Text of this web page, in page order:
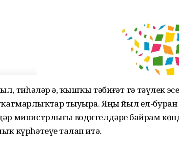
тиһәләр ҙә, ҡышҡы тәбиғәт тә тәүлек
ҡатмарлыҡтар тыуҙыра. Яңы йыл ел-
министрлығы водителдәрҙе байрам
күрһәтеүҙе талап итә.